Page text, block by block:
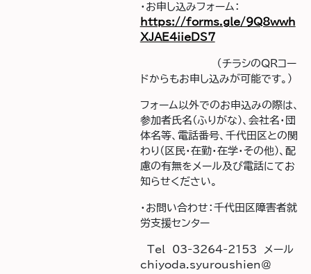
・お申し込みフォーム：
https://forms.gle/9Q8wwh
XJAE4iieDS7
（チラシのQRコー
ドからもお申し込みが可能です。）
フォーム以外でのお申込みの際は、
参加者氏名(ふりがな)、会社名・団
体名等、電話番号、千代田区との関
わり(区民・在勤・在学・その他)、配
慮の有無をメール及び電話にてお
知らせください。
・お問い合わせ：千代田区障害者就
労支援センター
Tel 03-3264-2153 メール
chiyoda.syuroushien＠